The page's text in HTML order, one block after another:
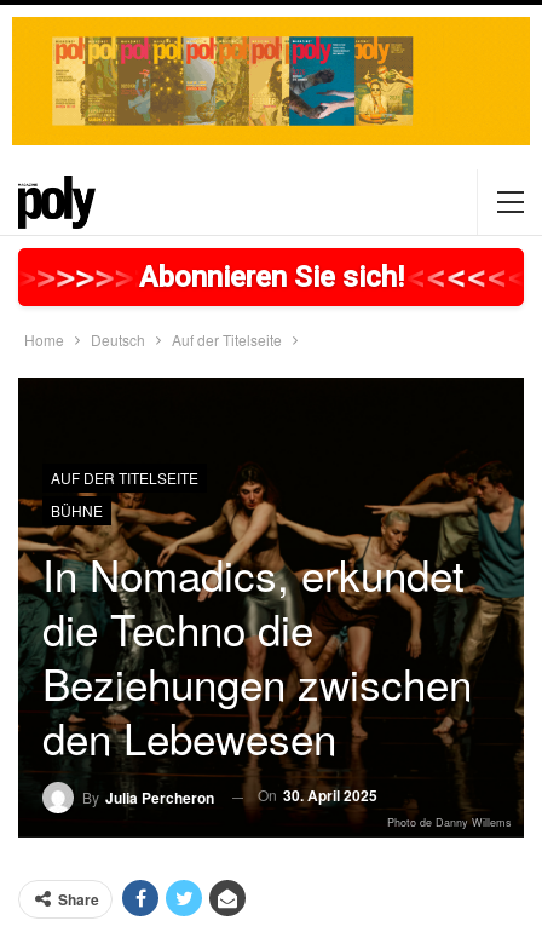
>>>>>>>>>>>>>>>>>
Abonnieren Sie sich!<<<<<<
Home Deutsch Auf der Titelseite
AUF DER TITELSEITE
BÜHNE
In Nomadics, erkundet
die Techno die
Beziehungen zwischen
den Lebewesen
By Julia Percheron On 30. April 2025
Photo de Danny Willems
Share